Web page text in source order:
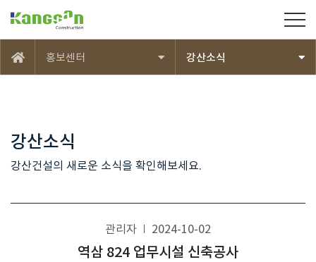
메인 홍보센터 강산소식
강산소식
강산건설의 새로운 소식을 확인해보세요.
관리자 2024-10-02
역삼 824 업무시설 신축공사